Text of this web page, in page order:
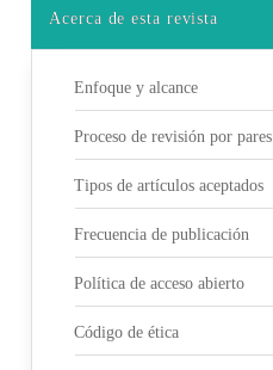
Acerca de esta revista
Enfoque y alcance
Proceso de revisión por pares
Tipos de artículos aceptados
Frecuencia de publicación
Política de acceso abierto
Código de ética